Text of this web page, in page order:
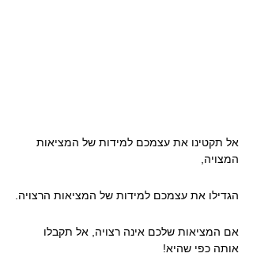
אל תקטינו את עצמכם למידות של המציאות
המצויה,
הגדילו את עצמכם למידות של המציאות הרצויה.
אם המציאות שלכם אינה רצויה, אל תקבלו
אותה כפי שהיא!